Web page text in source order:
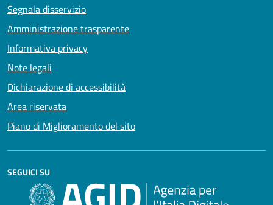
Segnala disservizio
Amministrazione trasparente
Informativa privacy
Note legali
Dichiarazione di accessibilità
Area riservata
Piano di Miglioramento del sito
SEGUICI SU